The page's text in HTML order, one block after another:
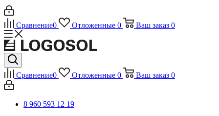
Сравнение0 Отложенные 0 Ваш заказ 0
Сравнение0 Отложенные 0 Ваш заказ 0
8 960 593 12 19